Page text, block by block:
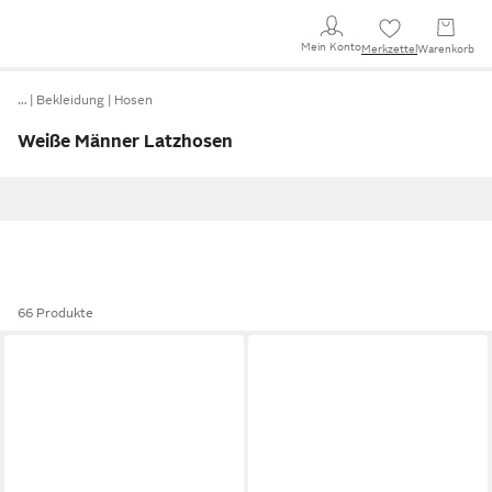
Mein KontoMerkzettel Warenkorb
… Bekleidung Hosen
Weiße Männer Latzhosen
66 Produkte